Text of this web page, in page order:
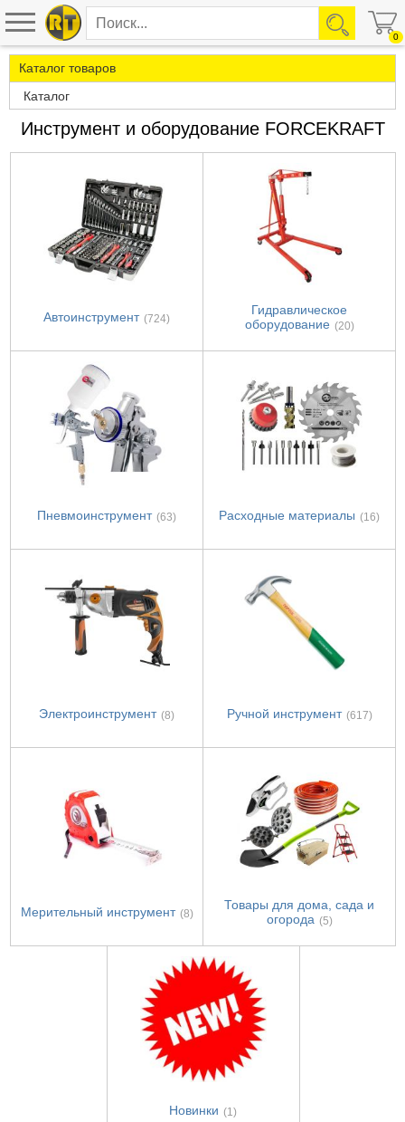
0
Каталог товаров
Каталог
Инструмент и оборудование FORCEKRAFT
Автоинструмент (724)
Гидравлическое
оборудование (20)
Пневмоинструмент (63) Расходные материалы (16)
Электроинструмент (8) Ручной инструмент (617)
Мерительный инструмент (8)
Товары для дома, сада и
огорода (5)
Новинки (1)